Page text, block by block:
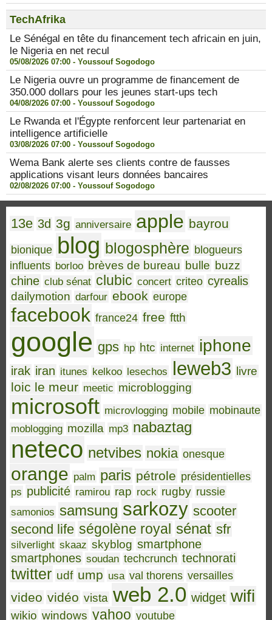
TechAfrika
Le Sénégal en tête du financement tech africain en juin,
le Nigeria en net recul
05/08/2026 07:00 - Youssouf Sogodogo
Le Nigeria ouvre un programme de financement de
350.000 dollars pour les jeunes start-ups tech
04/08/2026 07:00 - Youssouf Sogodogo
Le Rwanda et l'Égypte renforcent leur partenariat en
intelligence artificielle
03/08/2026 07:00 - Youssouf Sogodogo
Wema Bank alerte ses clients contre de fausses
applications visant leurs données bancaires
02/08/2026 07:00 - Youssouf Sogodogo
13e 3d 3g anniversaire apple bayrou
bionique blog blogosphère blogueurs
influents borloo brèves de bureau bulle buzz
chine club sénat clubic concert criteo cyrealis
dailymotion darfour ebook europe
facebook france24 free ftth
google gps hp htc internet iphone
irak iran itunes kelkoo lesechos leweb3 livre
loic le meur meetic microblogging
microsoft microvlogging mobile mobinaute
moblogging mozilla mp3 nabaztag
neteco netvibes nokia onesque
orange palm paris pétrole présidentielles
ps publicité ramirou rap rock rugby russie
samonios samsung sarkozy scooter
second life ségolène royal sénat sfr
silverlight skaaz skyblog smartphone
smartphones soudan techcrunch technorati
twitter udf ump usa val thorens versailles
video vidéo vista web 2.0 widget wifi
wikio windows yahoo youtube